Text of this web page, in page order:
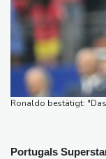
Sicherheitskreise
Falschvideo zu
Papst Leo XIV.
treffen
Ronaldo bestätigt:
Portugals